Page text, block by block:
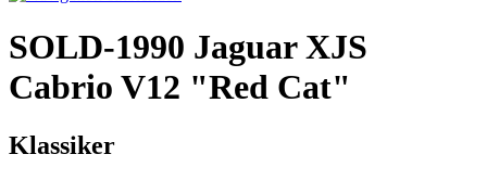
SOLD-1990 Jaguar XJS
Cabrio V12 "Red Cat"
Klassiker